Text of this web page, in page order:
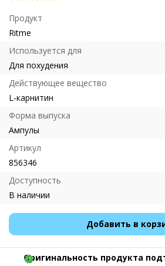
Продукт
Ritme
Используется для
Для похудения
Действующее вещество
L-карнитин
Форма выпуска
Ампулы
Артикул
856346
Доступность
В наличии
Добавить в
Оригинальность продукта